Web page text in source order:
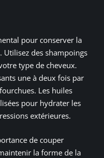
pour conserver la
Utilisez des shampoings
type de cheveux.
une à deux fois par
Les huiles
pour hydrater les
extérieures.
de couper
la forme de la